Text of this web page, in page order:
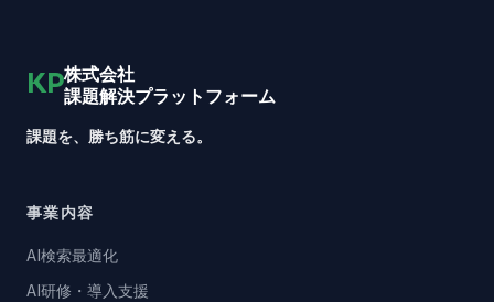
KP株式会社
課題解決プラットフォーム
課題を、勝ち筋に変える。
事業内容
AI検索最適化
AI研修・導入支援